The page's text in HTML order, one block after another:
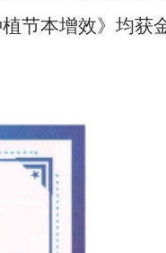
节本增效》 均获